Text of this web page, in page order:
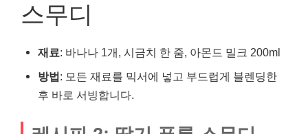
스무디
재료: 바나나 1개, 시금치 한 줌, 아몬드 밀크 200ml
방법: 모든 재료를 믹서에 넣고 부드럽게 블렌딩한
후 바로 서빙합니다.